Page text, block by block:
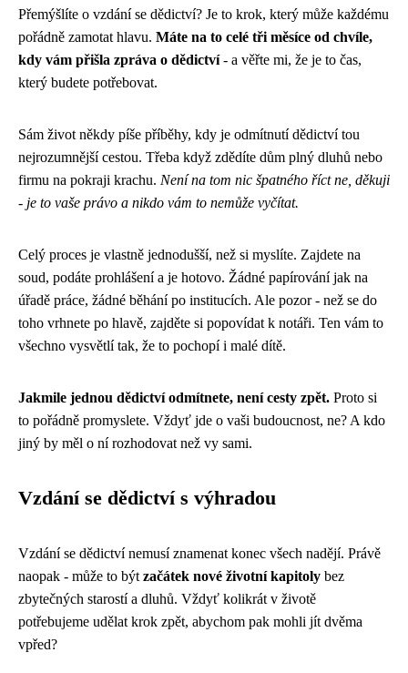
Přemýšlíte o vzdání se dědictví? Je to krok, který může každému
pořádně zamotat hlavu. Máte na to celé tři měsíce od chvíle,
kdy vám přišla zpráva o dědictví- a věřte mi, že je to čas,
který budete potřebovat.
Sám život někdy píše příběhy, kdy je odmítnutí dědictví tou
nejrozumnější cestou. Třeba když zdědíte dům plný dluhů nebo
firmu na pokraji krachu. Není na tom nic špatného říct ne, děkuji
- je to vaše právo a nikdo vám to nemůže vyčítat.
Celý proces je vlastně jednodušší, než si myslíte. Zajdete na
soud, podáte prohlášení a je hotovo. Žádné papírování jak na
úřadě práce, žádné běhání po institucích. Ale pozor - než se do
toho vrhnete po hlavě, zajděte si popovídat k notáři. Ten vám to
všechno vysvětlí tak, že to pochopí i malé dítě.
Jakmile jednou dědictví odmítnete, není cesty zpět. Proto si
to pořádně promyslete. Vždyť jde o vaši budoucnost, ne? A kdo
jiný by měl o ní rozhodovat než vy sami.
Vzdání se dědictví s výhradou
Vzdání se dědictví nemusí znamenat konec všech nadějí. Právě
naopak - může to býtzačátek nové životní kapitoly bez
zbytečných starostí a dluhů. Vždyť kolikrát v životě
potřebujeme udělat krok zpět, abychom pak mohli jít dvěma
vpřed?